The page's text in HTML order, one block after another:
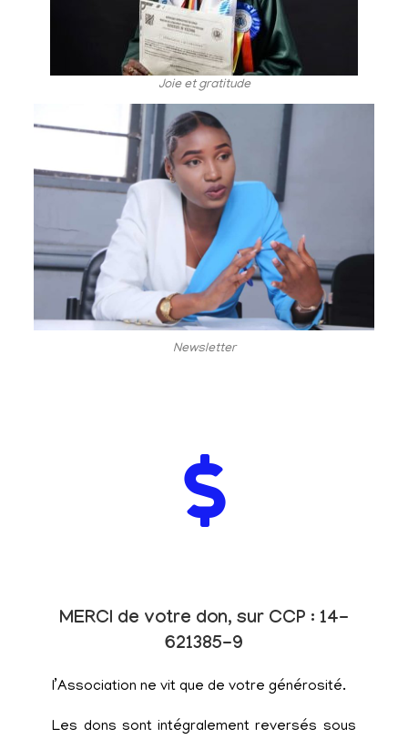
Joie et gratitude
Newsletter
MERCI de votre don, sur CCP : 14-
621385-9
l’Association ne vit que de votre générosité.
Les dons sont intégralement reversés sous